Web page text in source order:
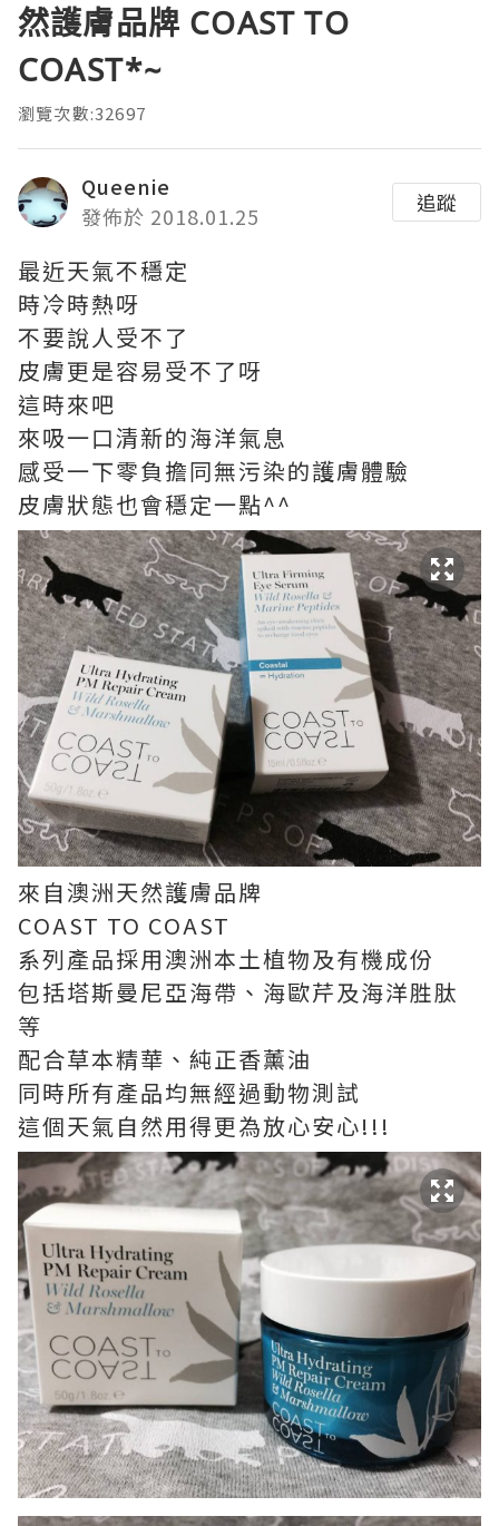
然護膚品牌 COAST TO
COAST*~
瀏覽次數:32697
Queenie
發佈於 2018.01.25
追蹤
最近天氣不穩定
時冷時熱呀
不要說人受不了
皮膚更是容易受不了呀
這時來吧
來吸一口清新的海洋氣息
感受一下零負擔同無污染的護膚體驗
皮膚狀態也會穩定一點^^
來自澳洲天然護膚品牌
COAST TO COAST
系列產品採用澳洲本土植物及有機成份
包括塔斯曼尼亞海帶、海歐芹及海洋胜肽
等
配合草本精華、純正香薰油
同時所有產品均無經過動物測試
這個天氣自然用得更為放心安心!!!